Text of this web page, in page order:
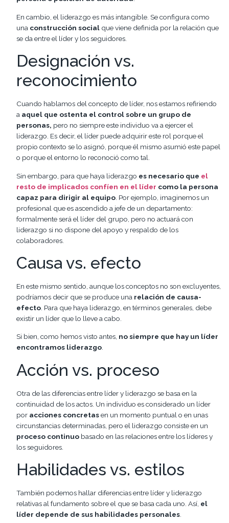
En cambio, el liderazgo es más intangible. Se configura como
una construcción social que viene definida por la relación que
se da entre el líder y los seguidores.
Designación vs.
reconocimiento
Cuando hablamos del concepto de líder, nos estamos refiriendo
a aquel que ostenta el control sobre un grupo de
personas, pero no siempre este individuo va a ejercer el
liderazgo. Es decir, el líder puede adquirir este rol porque el
propio contexto se lo asignó, porque él mismo asumió este papel
o porque el entorno lo reconoció como tal.
Sin embargo, para que haya liderazgo es necesario que el
resto de implicados confíen en el líder como la persona
capaz para dirigir al equipo . Por ejemplo, imaginemos un
profesional que es ascendido a jefe de un departamento:
formalmente será el líder del grupo, pero no actuará con
liderazgo si no dispone del apoyo y respaldo de los
colaboradores.
Causa vs. efecto
En este mismo sentido, aunque los conceptos no son excluyentes,
podríamos decir que se produce una relación de causa-
efecto . Para que haya liderazgo, en términos generales, debe
existir un líder que lo lleve a cabo.
Si bien, como hemos visto antes, no siempre que hay un líder
encontramos liderazgo.
Acción vs. proceso
Otra de las diferencias entre líder y liderazgo se basa en la
continuidad de los actos. Un individuo es considerado un líder
por acciones concretasen un momento puntual o en unas
circunstancias determinadas, pero el liderazgo consiste en un
proceso continuo basado en las relaciones entre los líderes y
los seguidores.
Habilidades vs. estilos
También podemos hallar diferencias entre líder y liderazgo
relativas al fundamento sobre el que se basa cada uno. Así, el
líder depende de sus habilidades personales